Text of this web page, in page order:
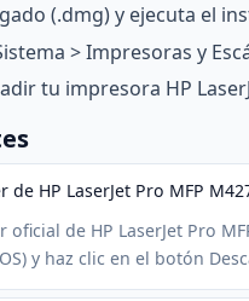
(.dmg) y ejecuta el
> Impresoras y
tu impresora HP
HP LaserJet Pro MFP
oficial de HP LaserJet Pro
y haz clic en el botón